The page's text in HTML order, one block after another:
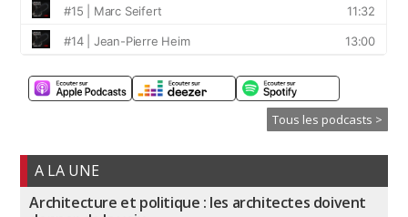
Tous les podcasts >
A LA UNE
Architecture et politique : les architectes doivent